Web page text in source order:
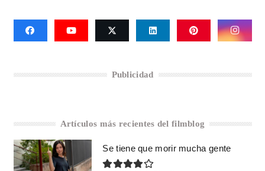
Publicidad
Artículos más recientes del filmblog
Se tiene que morir mucha gente